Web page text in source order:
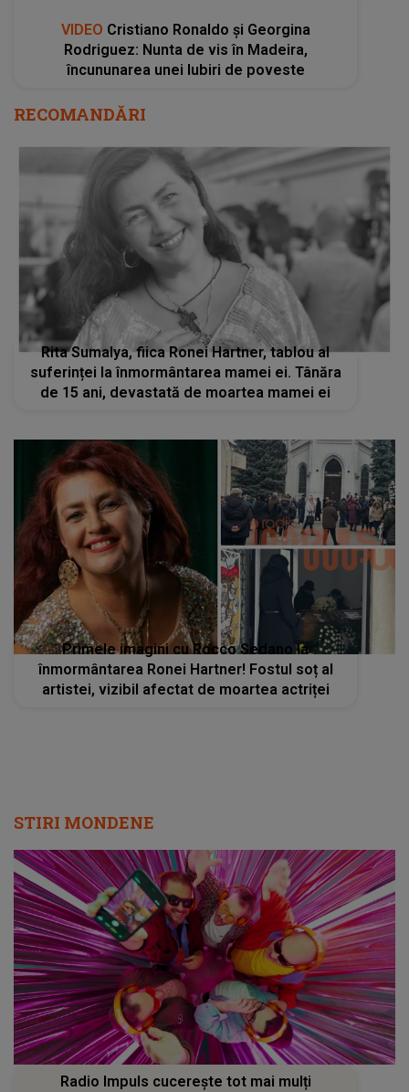
VIDEO Cristiano Ronaldo și Georgina
Rodriguez: Nunta de vis în Madeira,
încununarea unei Iubiri de poveste
RECOMANDĂRI
Rita Sumalya, fiica Ronei Hartner, tablou al
suferinței la înmormântarea mamei ei. Tânăra
de 15 ani, devastată de moartea mamei ei
Primele imagini cu Rocco Sedano la
înmormântarea Ronei Hartner! Fostul soț al
artistei, vizibil afectat de moartea actriței
STIRI MONDENE
Radio Impuls cucerește tot mai mulți